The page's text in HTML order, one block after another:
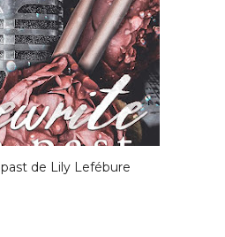
de Lily Lefébure